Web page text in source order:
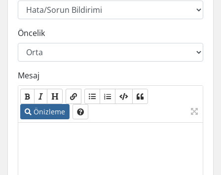
Öncelik
Mesaj
Önizleme